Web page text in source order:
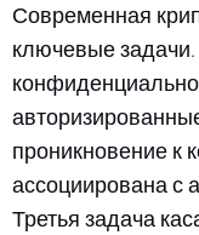
Современная
ключевые
проникновение к
ассоциирована с
Третья задача